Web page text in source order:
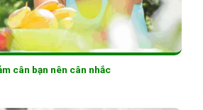
cân bạn nên cân nhắc